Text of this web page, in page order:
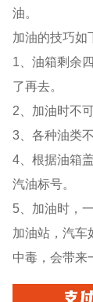
油。
加油的技巧如
1、油箱剩余
了再去。
2、加油时不
3、各种油类
4、根据油箱
汽油标号。
5、加油时，
加油站，汽车
中毒，会带来